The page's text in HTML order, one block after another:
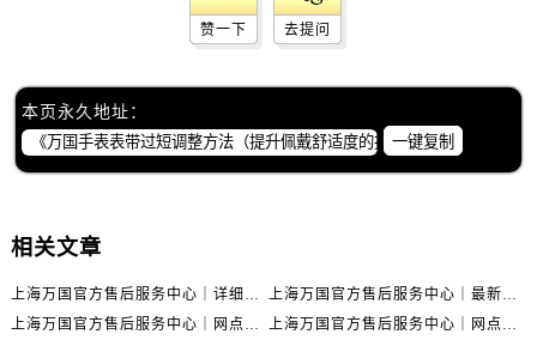
赞一下 去提问
本页永久地址：
一键复制
相关文章
上海万国官方售后服务中心｜详细地址与售后电话权威信息公示（2026年6月最新）
上海万国官方售后服务中心｜最新电话及地址权威信息公示（2026年6月最新）
上海万国官方售后服务中心｜网点地址及热线权威信息公示（2026年6月最新）
上海万国官方售后服务中心｜网点地址与服务热线权威信息公示（2026年6月最新）